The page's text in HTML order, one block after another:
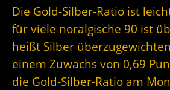
Die Gold-Silber-Ratio ist
für viele noralgische 90 ist
heißt Silber
einem Zuwachs von 0,69
die Gold-Silber-Ratio am